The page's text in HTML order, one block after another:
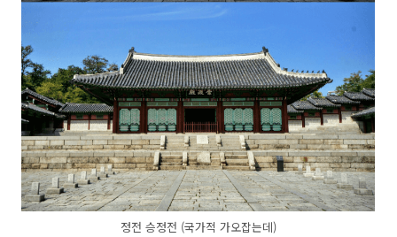
정전 승정전 (국가적 가오잡는데)